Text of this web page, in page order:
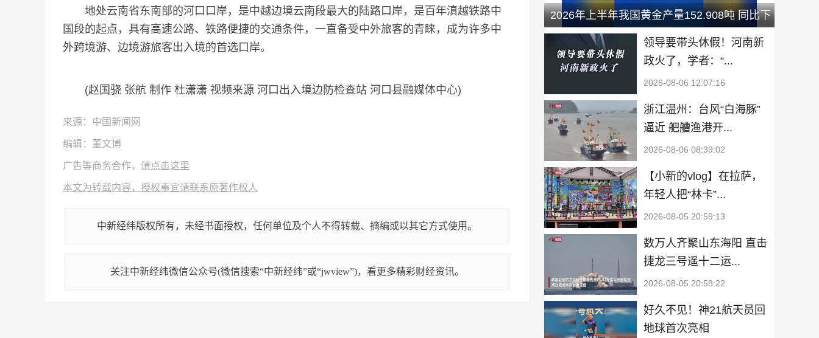
地处云南省东南部的河口口岸，是中越边境云南段最大的陆路口岸，是百年滇越铁路中
国段的起点，具有高速公路、铁路便捷的交通条件，一直备受中外旅客的青睐，成为许多中
外跨境游、边境游旅客出入境的首选口岸。
(赵国骁 张航 制作 杜潇潇 视频来源 河口出入境边防检查站 河口县融媒体中心)
来源：中国新闻网
编辑：董文博
广告等商务合作， 请点击这里
本文为转载内容，授权事宜请联系原著作权人
中新经纬版权所有，未经书面授权，任何单位及个人不得转载、摘编或以其它方式使用。
关注中新经纬微信公众号(微信搜索“中新经纬”或“jwview”)，看更多精彩财经资讯。
2026年上半年我国黄金产量152.908吨 同比下
降14.62%
领导要带头休假！河南新
政火了，学者：“...
2026-08-06 12:07:16
浙江温州：台风“白海豚”
逼近 舥艚渔港开...
2026-08-06 08:39:02
【小新的vlog】在拉萨，
年轻人把“林卡”...
2026-08-05 20:59:13
数万人齐聚山东海阳 直击
捷龙三号遥十二运...
2026-08-05 20:58:22
好久不见！神21航天员回
地球首次亮相